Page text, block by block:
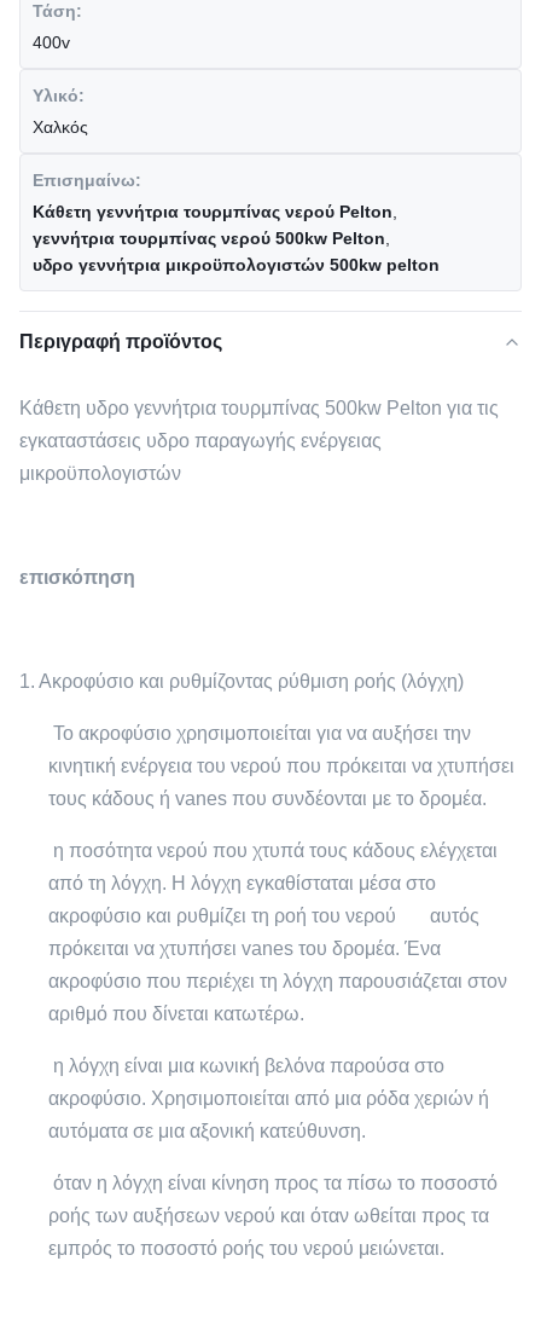
Τάση:
400v
Υλικό:
Χαλκός
Επισημαίνω:
Κάθετη γεννήτρια τουρμπίνας νερού Pelton
γεννήτρια τουρμπίνας νερού 500kw Pelton
υδρο γεννήτρια μικροϋπολογιστών 500kw pelton
Περιγραφή προϊόντος
Κάθετη υδρο γεννήτρια τουρμπίνας 500kw Pelton για τις
εγκαταστάσεις υδρο παραγωγής ενέργειας
μικροϋπολογιστών
επισκόπηση
1. Ακροφύσιο και ρυθμίζοντας ρύθμιση ροής (λόγχη)
Το ακροφύσιο χρησιμοποιείται για να αυξήσει την
κινητική ενέργεια του νερού που πρόκειται να χτυπήσει
τους κάδους ή vanes που συνδέονται με το δρομέα.
η ποσότητα νερού που χτυπά τους κάδους ελέγχεται
από τη λόγχη. Η λόγχη εγκαθίσταται μέσα στο
ακροφύσιο και ρυθμίζει τη ροή του νερού αυτός
πρόκειται να χτυπήσει vanes του δρομέα. Ένα
ακροφύσιο που περιέχει τη λόγχη παρουσιάζεται στον
αριθμό που δίνεται κατωτέρω.
η λόγχη είναι μια κωνική βελόνα παρούσα στο
ακροφύσιο. Χρησιμοποιείται από μια ρόδα χεριών ή
αυτόματα σε μια αξονική κατεύθυνση.
όταν η λόγχη είναι κίνηση προς τα πίσω το ποσοστό
ροής των αυξήσεων νερού και όταν ωθείται προς τα
εμπρός το ποσοστό ροής του νερού μειώνεται.